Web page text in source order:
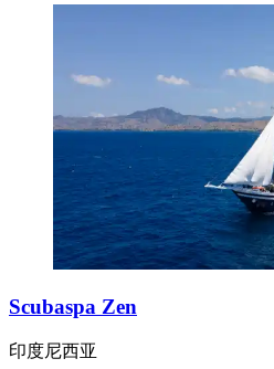
Scubaspa Zen
印度尼西亚